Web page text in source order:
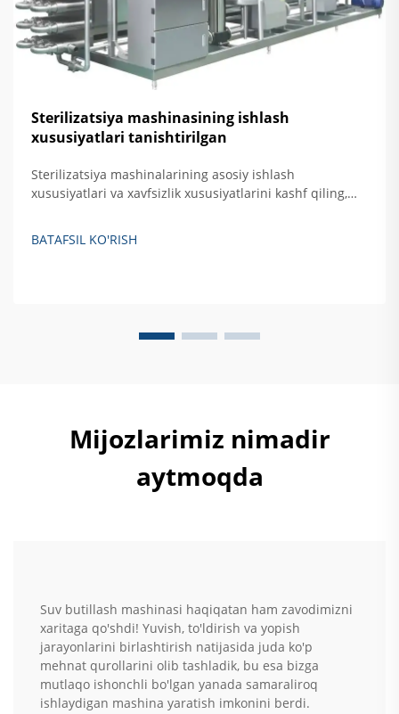
Sterilizatsiya mashinasining ishlash
xususiyatlari tanishtirilgan
Sterilizatsiya mashinalarining asosiy ishlash
xususiyatlari va xavfsizlik xususiyatlarini kashf qiling,
samarali qattiq akslantiruvchi sterilizatsiya qilishni
BATAFSIL KO'RISH
Mijozlarimiz nimadir
aytmoqda
Suv butillash mashinasi haqiqatan ham zavodimizni
xaritaga qo'shdi! Yuvish, to'ldirish va yopish
jarayonlarini birlashtirish natijasida juda ko'p
mehnat qurollarini olib tashladik, bu esa bizga
mutlaqo ishonchli bo'lgan yanada samaraliroq
ishlaydigan mashina yaratish imkonini berdi.